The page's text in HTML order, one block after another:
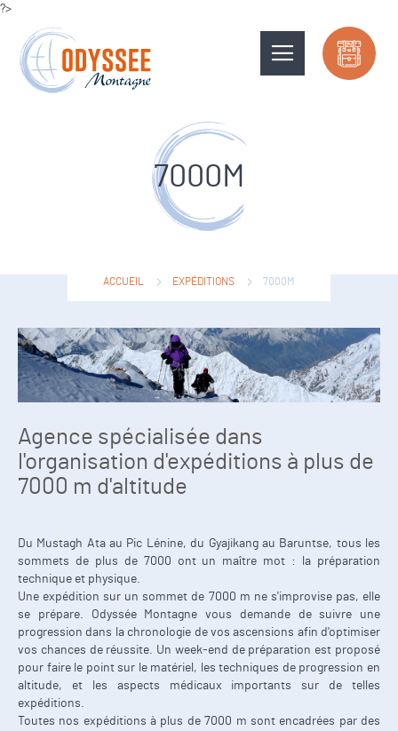
?>
7000M
ACCUEIL EXPÉDITIONS 7000M
Agence spécialisée dans
l'organisation d'expéditions à plus de
7000 m d'altitude
Du Mustagh Ata au Pic Lénine, du Gyajikang au Baruntse, tous les
sommets de plus de 7000 ont un maître mot : la préparation
technique et physique.
Une expédition sur un sommet de 7000 m ne s'improvise pas, elle
se prépare. Odyssée Montagne vous demande de suivre une
progression dans la chronologie de vos ascensions afin d'optimiser
vos chances de réussite. Un week-end de préparation est proposé
pour faire le point sur le matériel, les techniques de progression en
altitude, et les aspects médicaux importants sur de telles
expéditions.
Toutes nos expéditions à plus de 7000 m sont encadrées par des